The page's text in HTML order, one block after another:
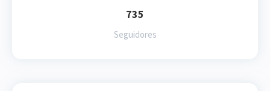
735
Seguidores